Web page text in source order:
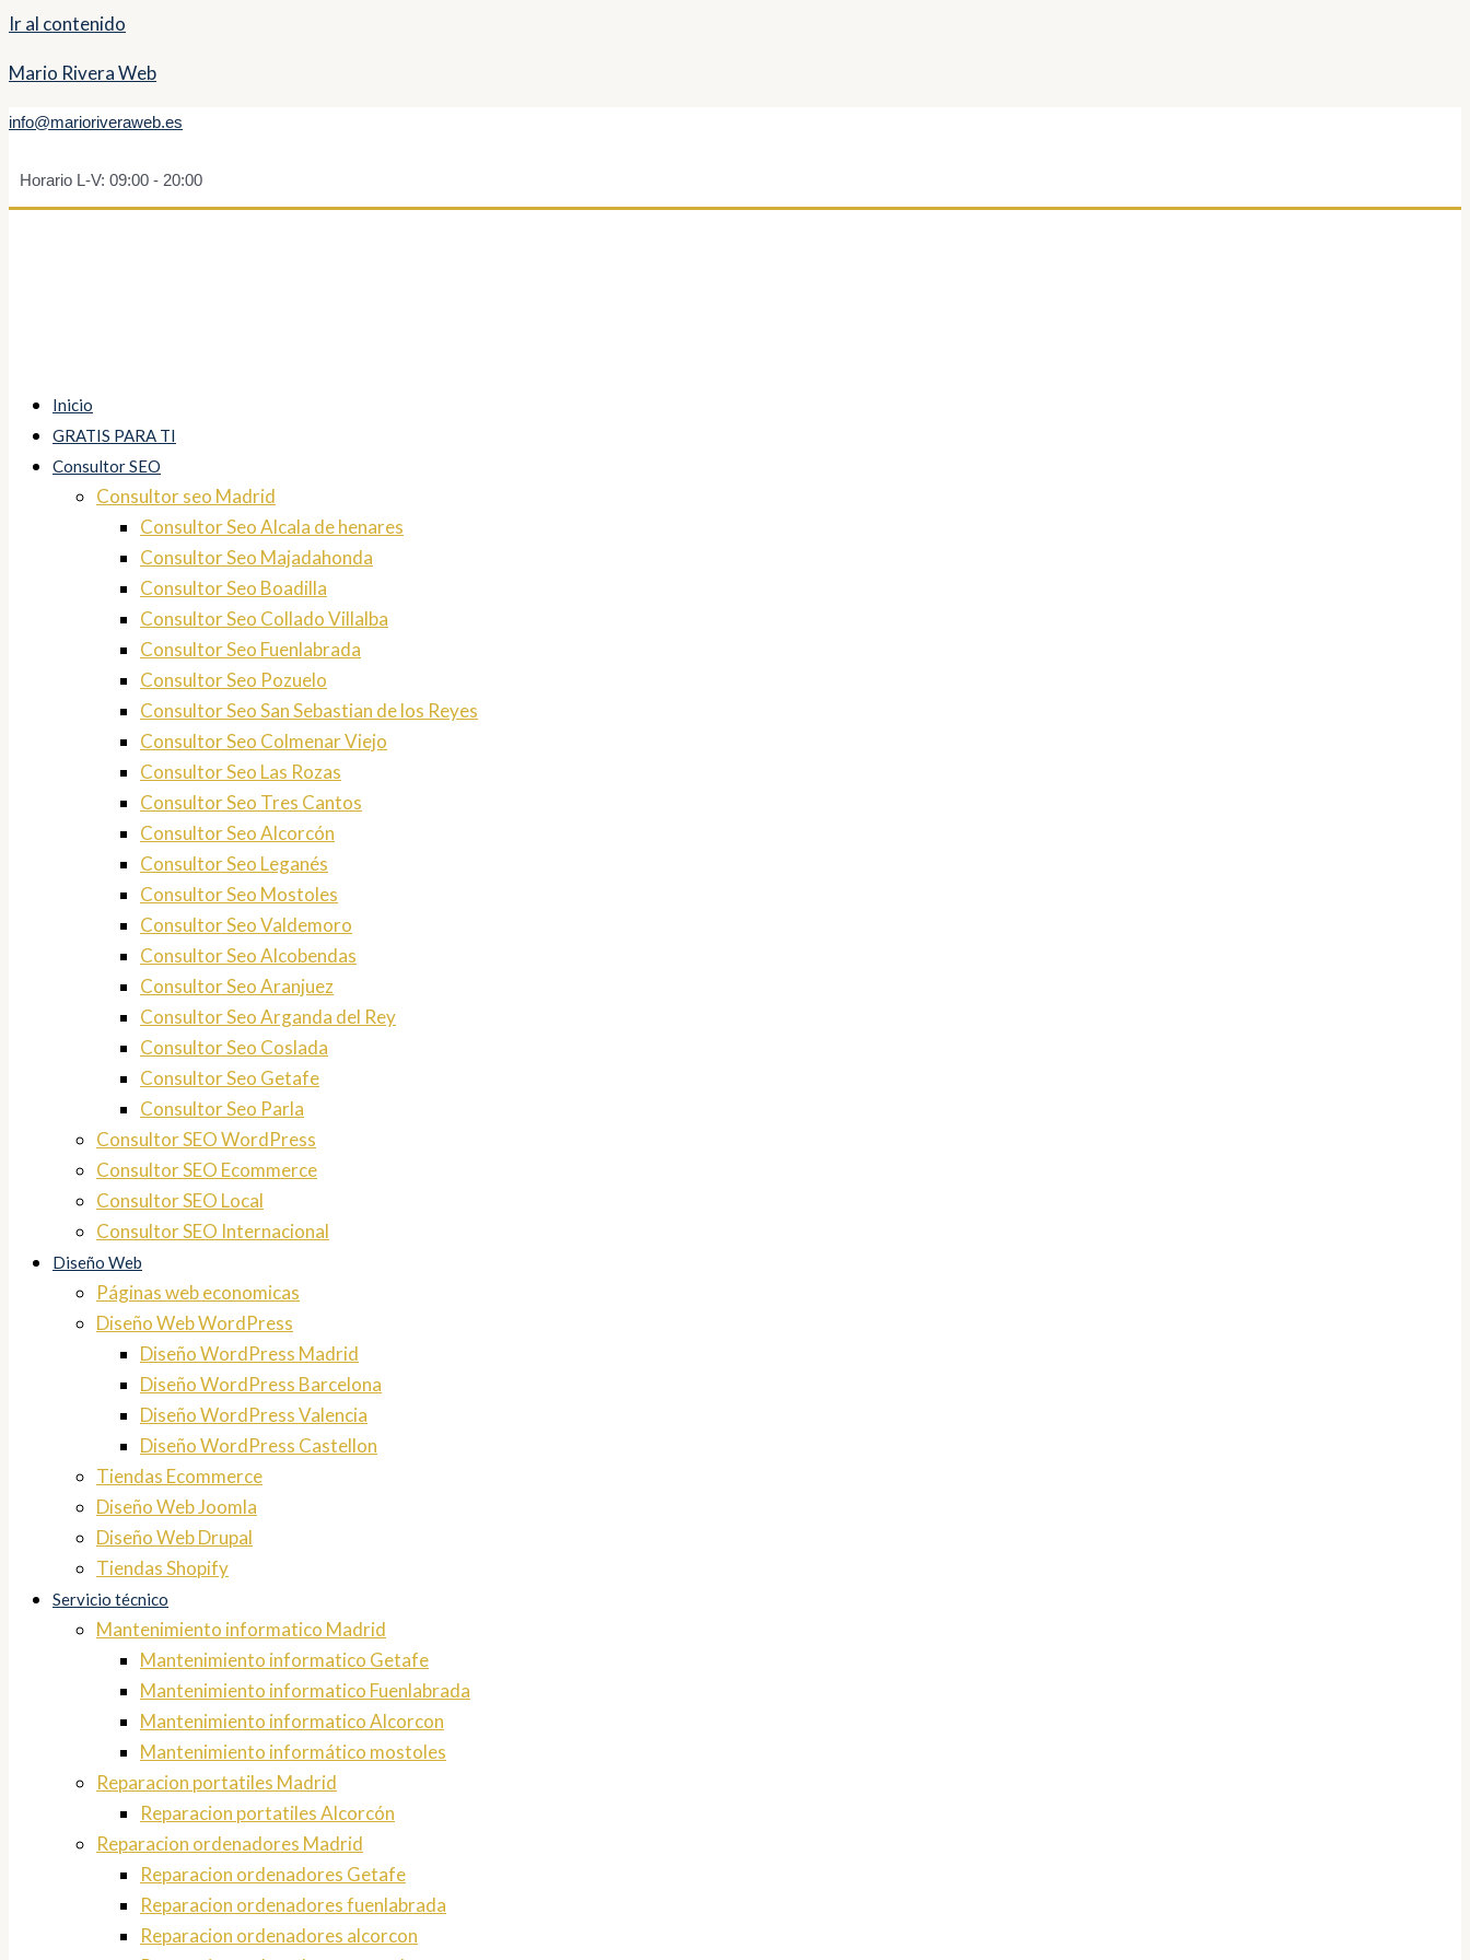
Ir al contenido
Mario Rivera Web
info@marioriveraweb.es
Horario L-V: 09:00 - 20:00
Inicio
GRATIS PARA TI
Consultor SEO
Consultor seo Madrid
Consultor Seo Alcala de henares
Consultor Seo Majadahonda
Consultor Seo Boadilla
Consultor Seo Collado Villalba
Consultor Seo Fuenlabrada
Consultor Seo Pozuelo
Consultor Seo San Sebastian de los Reyes
Consultor Seo Colmenar Viejo
Consultor Seo Las Rozas
Consultor Seo Tres Cantos
Consultor Seo Alcorcón
Consultor Seo Leganés
Consultor Seo Mostoles
Consultor Seo Valdemoro
Consultor Seo Alcobendas
Consultor Seo Aranjuez
Consultor Seo Arganda del Rey
Consultor Seo Coslada
Consultor Seo Getafe
Consultor Seo Parla
Consultor SEO WordPress
Consultor SEO Ecommerce
Consultor SEO Local
Consultor SEO Internacional
Diseño Web
Páginas web economicas
Diseño Web WordPress
Diseño WordPress Madrid
Diseño WordPress Barcelona
Diseño WordPress Valencia
Diseño WordPress Castellon
Tiendas Ecommerce
Diseño Web Joomla
Diseño Web Drupal
Tiendas Shopify
Servicio técnico
Mantenimiento informatico Madrid
Mantenimiento informatico Getafe
Mantenimiento informatico Fuenlabrada
Mantenimiento informatico Alcorcon
Mantenimiento informático mostoles
Reparacion portatiles Madrid
Reparacion portatiles Alcorcón
Reparacion ordenadores Madrid
Reparacion ordenadores Getafe
Reparacion ordenadores fuenlabrada
Reparacion ordenadores alcorcon